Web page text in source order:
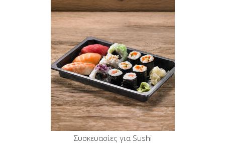
Συσκευασίες για Sushi